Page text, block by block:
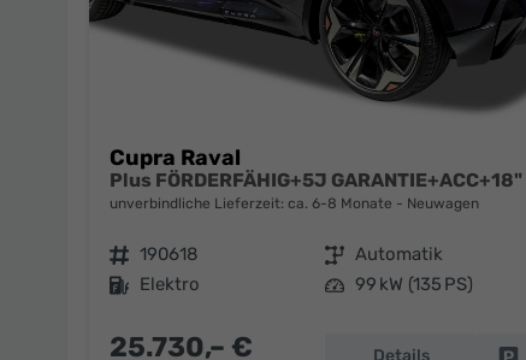
Cupra Raval
unverbindliche Lieferzeit: ca. 6-8 Monate Neuwagen
Fahrzeugnr. 190618 Getriebe Automatik
Kraftstoff Elektro Leistung 99 kW (135 PS)
25.730,– €